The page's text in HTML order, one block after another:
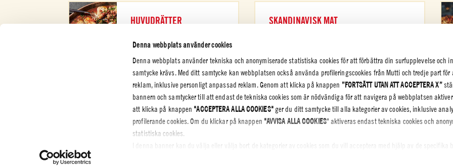
Denna webbplats använder cookies
Denna webbplats använder tekniska och anonymiserade statistiska cookies för att förbättra din surfupplevelse och
samtycke krävs. Med ditt samtycke kan webbplatsen också använda profileringscookies från Mutti och tredje part för
reklam, inklusive personligt anpassad reklam. Genom att klicka på knappen ”FORTSÄTT UTAN ATT ACCEPTERA X”
bannern och samtycker till att endast de tekniska cookies som är nödvändiga för att navigera på webbplatsen
att klicka på knappen "ACCEPTERA ALLA COOKIES" ger du ditt samtycke till alla kategorier av cookies, inklusive
profilerande cookies. Om du klickar på knappen "AVVISA ALLA COOKIES" aktiveras endast tekniska cookies och
statistiska cookies.
I denna banner kan du välja eller välja bort de kategorier av cookies som du vill acceptera med hjälp av de specifika
HUVUDRÄTTER SKANDINAVISK MAT
FÖRETAG
Certifieringar
Etisk kod
LAG & SEKRETESS
Integritetspolicy
Settings